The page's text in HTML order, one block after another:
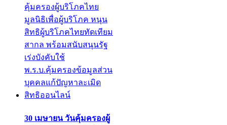
30 เมษายน วันคุ้มครองผู้